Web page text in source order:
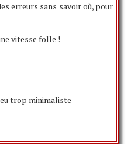
erreurs sans savoir où, pour
vitesse folle !
trop minimaliste